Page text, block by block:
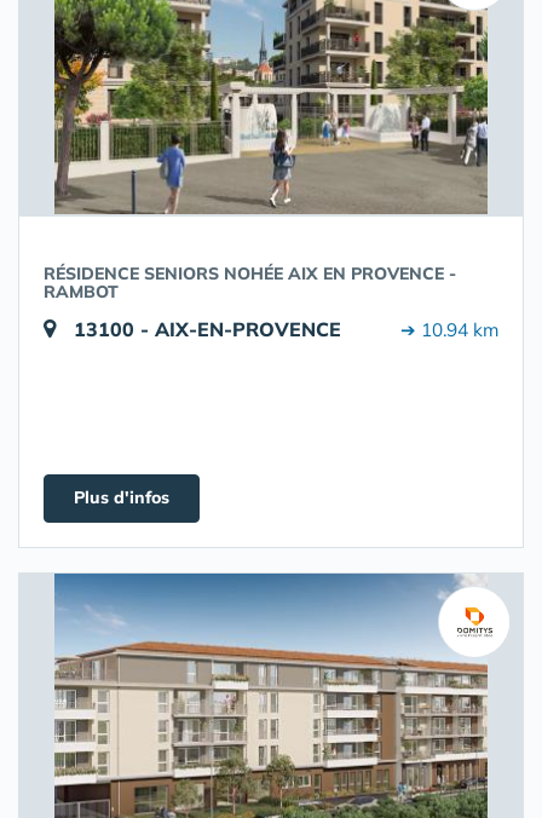
RÉSIDENCE SENIORS NOHÉE AIX EN PROVENCE -
RAMBOT
13100 - AIX-EN-PROVENCE ➔ 10.94 km
Plus d'infos